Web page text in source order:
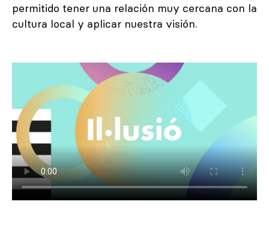
permitido tener una relación muy cercana con la
cultura local y aplicar nuestra visión.